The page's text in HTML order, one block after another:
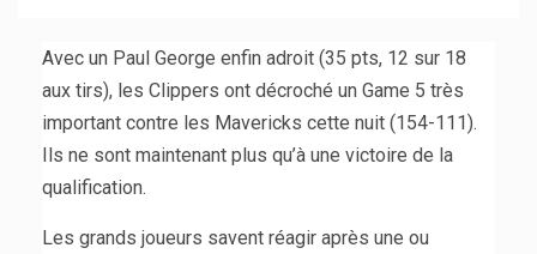
Avec un Paul George enfin adroit (35 pts, 12 sur 18
aux tirs), les Clippers ont décroché un Game 5 très
important contre les Mavericks cette nuit (154-111).
Ils ne sont maintenant plus qu’à une victoire de la
qualification.
Les grands joueurs savent réagir après une ou